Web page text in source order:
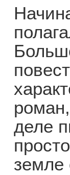
деле
земле